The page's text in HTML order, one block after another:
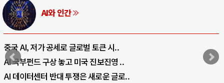
AI와 인간
중국 AI, 저가 공세로 글로벌 토큰 시..
AI 국부펀드 구상 놓고 미국 진보진영 ..
AI 데이터센터 반대 투쟁은 새로운 글로..